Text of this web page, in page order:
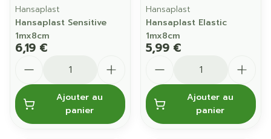
Hansaplast
Hansaplast Sensitive
1mx8cm
6,19 €
Ajouter au
panier
Hansaplast
Hansaplast Elastic
1mx8cm
5,99 €
Ajouter au
panier